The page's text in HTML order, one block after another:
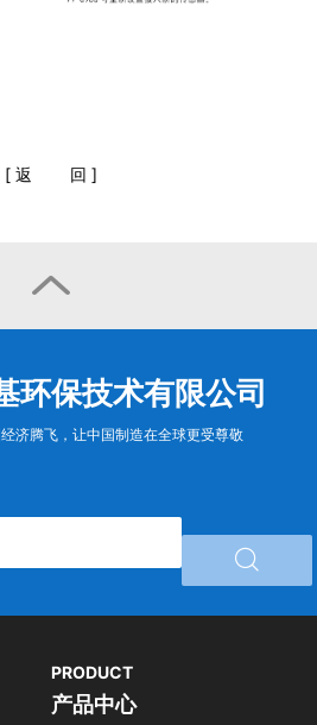
[ 返 回 ]

环保技术有限公司
济腾飞，让中国制造在全球更受尊敬

PRODUCT
产品中心